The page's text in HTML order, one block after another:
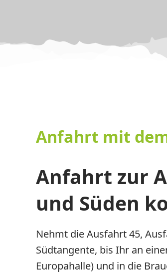
Anfahrt mit
Anfahrt zur
und Süden
Nehmt die Ausfahrt 45,
Südtangente, bis Ihr an
Europahalle) und in die